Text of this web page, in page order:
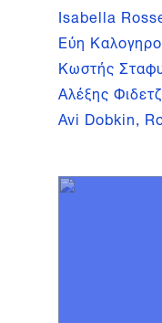
Isabella
Εύη
Κωστής
Αλέξης
Avi Dobkin,